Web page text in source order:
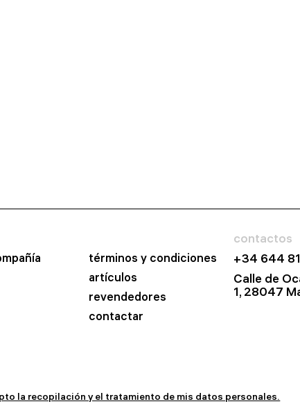
términos y condiciones
artículos
revendedores
contactar
contactos
+34 644
Calle de
1, 28047
la recopilación y el tratamiento de mis datos personales.